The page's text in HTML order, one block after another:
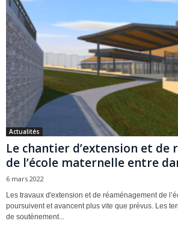
Actualités
Le chantier d’extension et
de l’école maternelle entre
6 mars 2022
Les travaux d'extension et de réaménagement de
poursuivent et avancent plus vite que prévus. Les
de soutènement...